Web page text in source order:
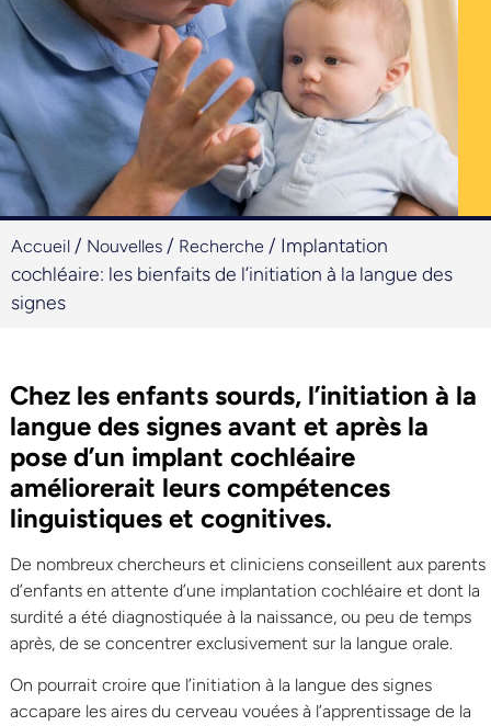
Accueil / Nouvelles / Recherche / Implantation
cochléaire: les bienfaits de l’initiation à la langue des
signes
Chez les enfants sourds, l’initiation à la
langue des signes avant et après la
pose d’un implant cochléaire
améliorerait leurs compétences
linguistiques et cognitives.
De nombreux chercheurs et cliniciens conseillent aux parents
d’enfants en attente d’une implantation cochléaire et dont la
surdité a été diagnostiquée à la naissance, ou peu de temps
après, de se concentrer exclusivement sur la langue orale.
On pourrait croire que l’initiation à la langue des signes
accapare les aires du cerveau vouées à l’apprentissage de la